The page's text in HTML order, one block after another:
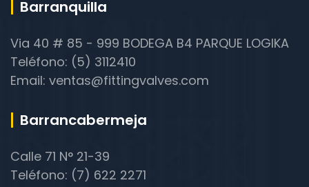
Barranquilla
Via 40 # 85 - 999 BODEGA B4 PARQUE LOGIKA
Teléfono: (5) 3112410
Email: ventas@fittingvalves.com
Barrancabermeja
Calle 71 N° 21-39
Teléfono: (7) 622 2271